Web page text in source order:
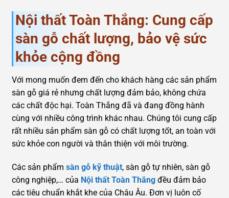
Nội thất Toàn Thắng: Cung cấp
sàn gỗ chất lượng, bảo vệ sức
khỏe cộng đồng
Với mong muốn đem đến cho khách hàng các sản phẩm
sàn gỗ giá rẻ nhưng chất lượng đảm bảo, không chứa
các chất độc hại. Toàn Thắng đã và đang đồng hành
cùng với nhiều công trình khác nhau. Chúng tôi cung cấp
rất nhiều sản phẩm sàn gỗ có chất lượng tốt, an toàn với
sức khỏe con người và thân thiện với môi trường.
Các sản phẩm sàn gỗ kỹ thuật, sàn gỗ tự nhiên, sàn gỗ
công nghiệp,… của Nội thất Toàn Thắng đều đảm bảo
các tiêu chuẩn khắt khe của Châu Âu. Đơn vị luôn cố